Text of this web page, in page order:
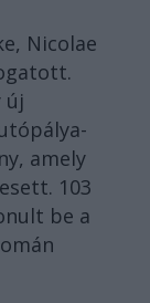
Nicolae
új
amely
103
be a